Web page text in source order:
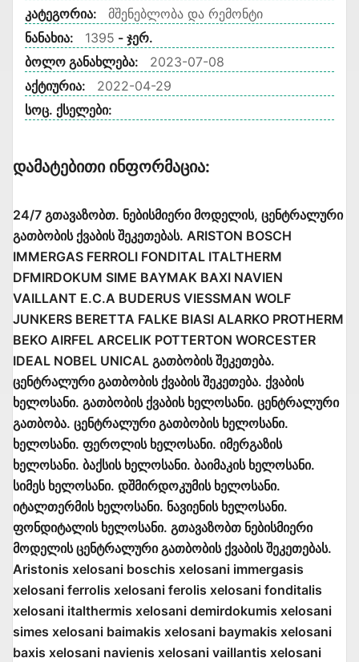
კატეგორია:
მშენებლობა და რემონტი
ნანახია:
1395 - ჯერ.
ბოლო განახლება:
2023-07-08
აქტიურია:
2022-04-29
სოც. ქსელები:
Დამატებითი Ინფორმაცია:
24/7 გთავაზობთ. ნებისმიერი მოდელის, ცენტრალური
გათბობის ქვაბის შეკეთებას. ARISTON BOSCH
IMMERGAS FERROLI FONDITAL ITALTHERM
DFMIRDOKUM SIME BAYMAK BAXI NAVIEN
VAILLANT E.C.A BUDERUS VIESSMAN WOLF
JUNKERS BERETTA FALKE BIASI ALARKO PROTHERM
BEKO AIRFEL ARCELIK POTTERTON WORCESTER
IDEAL NOBEL UNICAL გათბობის შეკეთება.
ცენტრალური გათბობის ქვაბის შეკეთება. ქვაბის
ხელოსანი. გათბობის ქვაბის ხელოსანი. ცენტრალური
გათბობა. ცენტრალური გათბობის ხელოსანი.
ხელოსანი. ფეროლის ხელოსანი. იმერგაზის
ხელოსანი. ბაქსის ხელოსანი. ბაიმაკის ხელოსანი.
სიმეს ხელოსანი. დშმირდოკუმის ხელოსანი.
იტალთერმის ხელოსანი. ნავიენის ხელოსანი.
ფონდიტალის ხელოსანი. გთავაზობთ ნებისმიერი
მოდელის ცენტრალური გათბობის ქვაბის შეკეთებას.
Aristonis xelosani boschis xelosani immergasis
xelosani ferrolis xelosani ferolis xelosani fonditalis
xelosani italthermis xelosani demirdokumis xelosani
simes xelosani baimakis xelosani baymakis xelosani
baxis xelosani navienis xelosani vaillantis xelosani